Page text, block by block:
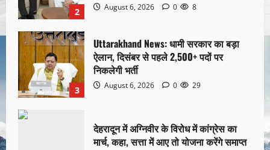
2 August 6, 2026 0 8
3
Uttarakhand News: धामी सरकार का बड़ा
ऐलान, दिसंबर से पहले 2,500+ पदों पर
निकलेगी भर्ती
August 6, 2026 0 29
देहरादून में अग्निवीर के विरोध में कांग्रेस का
मार्च, कहा, सत्ता में आए तो योजना करेंगे समाप्त